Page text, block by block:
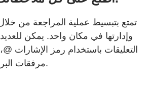
تمتع بتبسيط عملية المراجعة من
وإدارتها في مكان واحد. يمكن
التعليقات باستخدام رمز الإشارات
مرفقات البريد الإلكتروني المتعددة.